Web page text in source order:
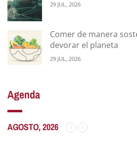
29 JUL, 2026
Comer de manera
devorar el planeta
29 JUL, 2026
Agenda
AGOSTO, 2026